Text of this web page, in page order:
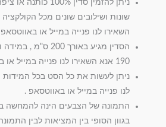
ניתן להזמין סדין
שונות ושילובים שונים מכל
השאירו לנו פנייה במייל או
הסדין מגיע באורך
190 אנא השאירו לנו פנייה במייל או באווטסאפ .
ניתן לעשות את כל הסט בכל המידות
לנו פנייה במייל או באווטסאפ .
התמונה של הצבעים הינה להמחשה
בגוון הסופי בין המציאות לבין